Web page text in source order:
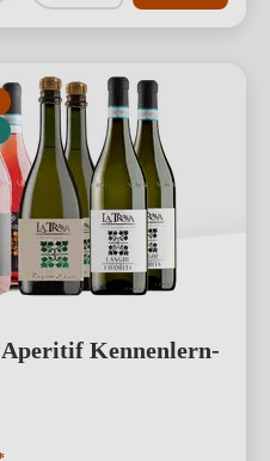
Kennenlern-